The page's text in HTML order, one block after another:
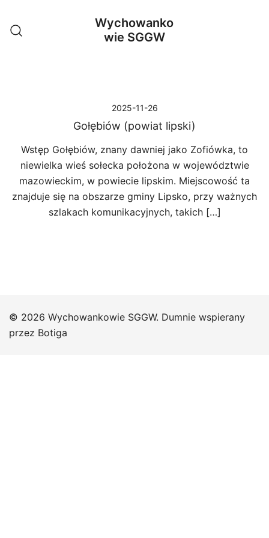
treści
Wychowanko
wie SGGW
2025-11-26
Gołębiów (powiat lipski)
Wstęp Gołębiów, znany dawniej jako Zofiówka, to
niewielka wieś sołecka położona w województwie
mazowieckim, w powiecie lipskim. Miejscowość ta
znajduje się na obszarze gminy Lipsko, przy ważnych
szlakach komunikacyjnych, takich […]
© 2026 Wychowankowie SGGW. Dumnie wspierany
przez Botiga